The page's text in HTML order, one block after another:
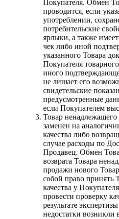
Покупателя. Обмен
проводится, если
употреблении,
потребительские
ярлыки, а также
чек либо иной
указанного Товара
Покупателя
иного
не лишает его
свидетельские
предусмотренные
если Покупателем
Товар ненадлежащего
заменен на
качества либо
случае расходы по
Продавец. Обмен
возврата Товара
продажи нового
собой право принять
качества у
провести проверку
результате
недостатки возникли